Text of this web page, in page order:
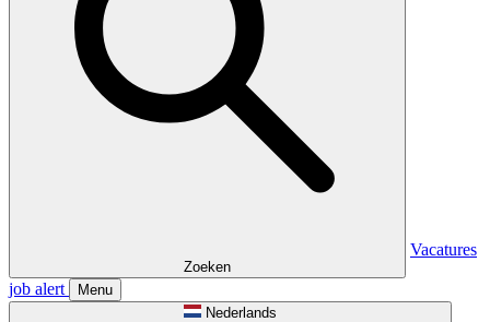
Zoeken
Vacatures
job alert
Menu
Nederlands